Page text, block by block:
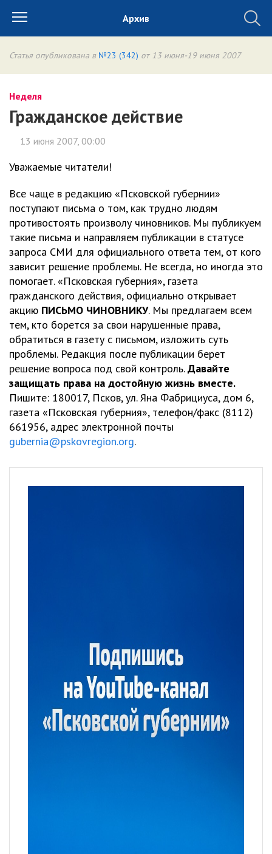
Архив
Статья опубликована в №23 (342) от 13 июня-19 июня 2007
Неделя
Гражданское действие
13 июня 2007, 00:00
Уважаемые читатели!
Все чаще в редакцию «Псковской губернии»
поступают письма о том, как трудно людям
противостоять произволу чиновников. Мы публикуем
такие письма и направляем публикации в статусе
запроса СМИ для официального ответа тем, от кого
зависит решение проблемы. Не всегда, но иногда это
помогает. «Псковская губерния», газета
гражданского действия, официально открывает
акцию ПИСЬМО ЧИНОВНИКУ. Мы предлагаем всем
тем, кто борется за свои нарушенные права,
обратиться в газету с письмом, изложить суть
проблемы. Редакция после публикации берет
решение вопроса под свой контроль.Давайте
защищать права на достойную жизнь вместе.
Пишите: 180017, Псков, ул. Яна Фабрициуса, дом 6,
газета «Псковская губерния», телефон/факс (8112)
661956, адрес электронной почты
gubernia@pskovregion.org.